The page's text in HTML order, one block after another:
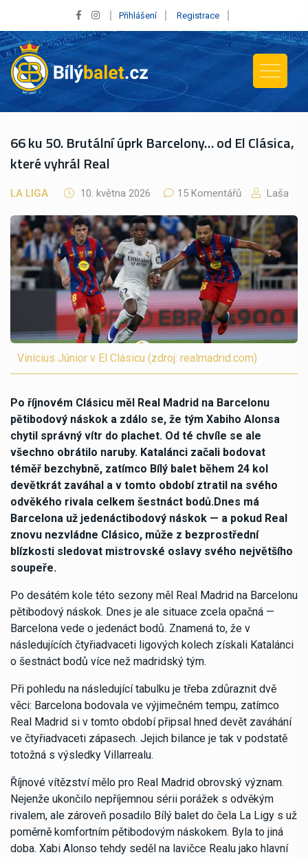
Přihlášení Registrace
66 ku 50. Brutální úprk Barcelony… od El Clásica,
které vyhrál Real
LA LIGA 10. května 2026 15 Komentářů Laša
Vinícius Júnior v El Clásicu (zdroj: realmadrid.com)
Po říjnovém Clásicu měl Real Madrid na Barcelonu
pětibodový náskok a zdálo se, že tým Xabiho Alonsa
chytil správný vítr do plachet. Od té chvíle se ale
všechno obrátilo naruby. Katalánci začali bodovat
téměř bezchybně, zatímco Bílý balet během 24 kol
devětkrát zaváhal a v tomto období ztratil na svého
odvěkého rivala celkem šestnáct bodů.Dnes má
Barcelona už jedenáctibodový náskok — a pokud Real
znovu nezvládne Clásico, může z bezprostřední
blízkosti sledovat mistrovské oslavy svého největšího
soupeře.
Po desátém kole této sezony měl Real Madrid na Barcelonu
pětibodový náskok. Dnes je ale situace zcela opačná —
Barcelona vede o jedenáct bodů. Znamená to, že v
následujících čtyřiadvaceti ligových kolech získali Katalánci
o šestnáct bodů více než madridský tým.
Při pohledu na následující tabulku je třeba zdůraznit dvě
věci: Barcelona bodovala ve výjimečném tempu, zatímco
Real Madrid si v tomto období připsal hned devět zaváhání
ve čtyřiadvaceti zápasech. Jejich bilance je tak v podstatě
totožná s výsledky Villarrealu.
Říjnové vítězství mělo pro Real Madrid obrovský význam.
Nejenže ukončilo nepříjemnou sérii porážek s odvěkým
rivalem, ale zároveň posadilo Bílý balet do čela La Ligy s už
poměrně komfortním pětibodovým náskokem. Byla to jiná
doba. Xabi Alonso tehdy seděl na lavičce Realu jako hlavní